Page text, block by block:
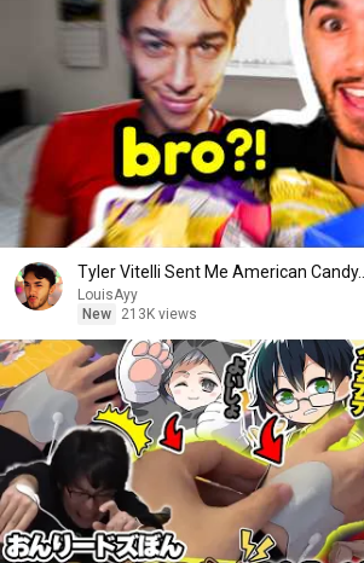
Tyler Vitelli Sent Me American Candy…
LouisAyy
New
213K views